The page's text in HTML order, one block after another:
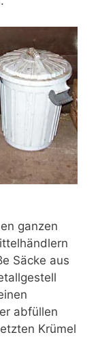
ganzen
Säcke aus
abfüllen
Krümel